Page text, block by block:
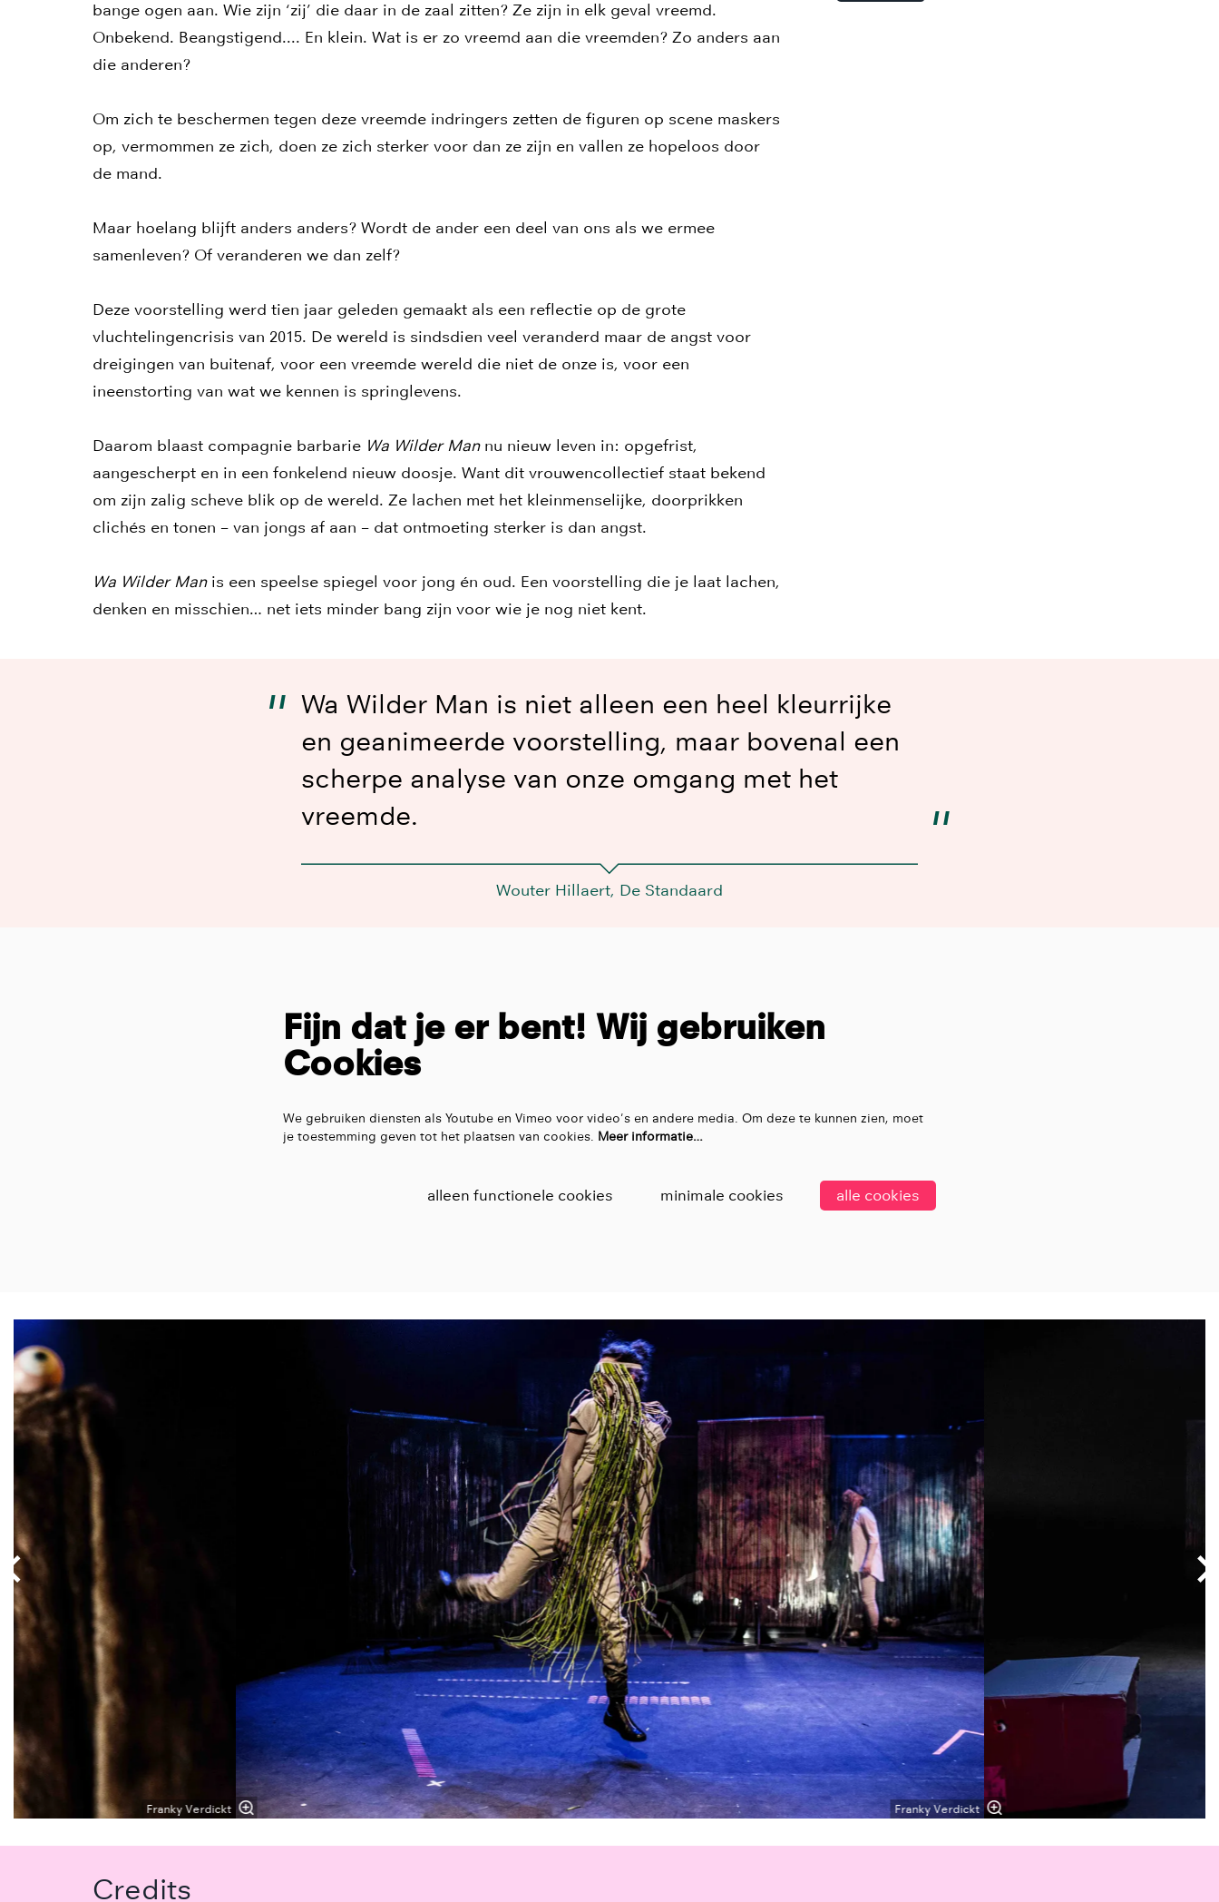
bange ogen aan. Wie zijn ‘zij’ die daar in de zaal zitten? Ze zijn in elk geval vreemd.
Onbekend. Beangstigend.... En klein. Wat is er zo vreemd aan die vreemden? Zo anders aan
die anderen?
Om zich te beschermen tegen deze vreemde indringers zetten de figuren op scene maskers
op, vermommen ze zich, doen ze zich sterker voor dan ze zijn en vallen ze hopeloos door
de mand.
Maar hoelang blijft anders anders? Wordt de ander een deel van ons als we ermee
samenleven? Of veranderen we dan zelf?
Deze voorstelling werd tien jaar geleden gemaakt als een reflectie op de grote
vluchtelingencrisis van 2015. De wereld is sindsdien veel veranderd maar de angst voor
dreigingen van buitenaf, voor een vreemde wereld die niet de onze is, voor een
ineenstorting van wat we kennen is springlevens.
Daarom blaast compagnie barbarie Wa Wilder Mannu nieuw leven in: opgefrist,
aangescherpt en in een fonkelend nieuw doosje. Want dit vrouwencollectief staat bekend
om zijn zalig scheve blik op de wereld. Ze lachen met het kleinmenselijke, doorprikken
clichés en tonen – van jongs af aan – dat ontmoeting sterker is dan angst.
Wa Wilder Manis een speelse spiegel voor jong én oud. Een voorstelling die je laat lachen,
denken en misschien… net iets minder bang zijn voor wie je nog niet kent.
Wa Wilder Man is niet alleen een heel kleurrijke
en geanimeerde voorstelling, maar bovenal een
scherpe analyse van onze omgang met het
vreemde.
Wouter Hillaert, De Standaard
Fijn dat je er bent! Wij gebruiken
Cookies
We gebruiken diensten als Youtube en Vimeo voor video's en andere media. Om deze te kunnen zien, moet
je toestemming geven tot het plaatsen van cookies. Meer informatie…
alleen functionele cookies minimale cookies alle cookies
Overslaan
Franky Verdickt Franky Verdickt
Credits